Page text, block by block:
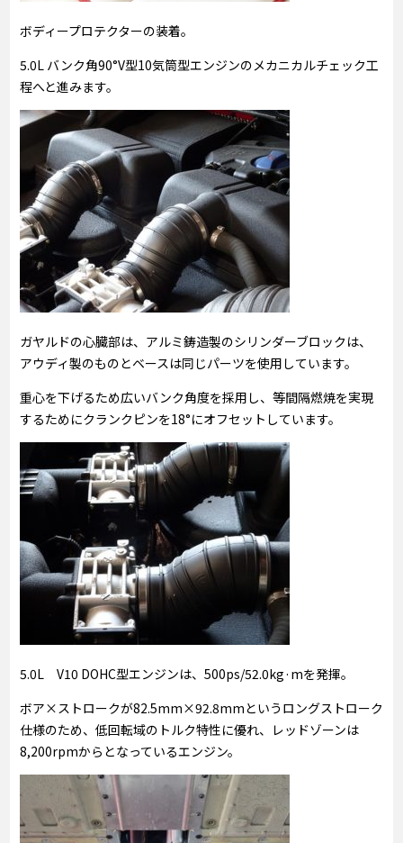
ボディープロテクターの装着。
5.0L バンク角90°V型10気筒型エンジンのメカニカルチェック工
程へと進みます。
ガヤルドの心臓部は、アルミ鋳造製のシリンダーブロックは、
アウディ製のものとベースは同じパーツを使用しています。
重心を下げるため広いバンク角度を採用し、等間隔燃焼を実現
するためにクランクピンを18°にオフセットしています。
5.0L V10 DOHC型エンジンは、500ps/52.0kg·mを発揮。
ボア×ストロークが82.5mm×92.8mmというロングストローク
仕様のため、低回転域のトルク特性に優れ、レッドゾーンは
8,200rpmからとなっているエンジン。